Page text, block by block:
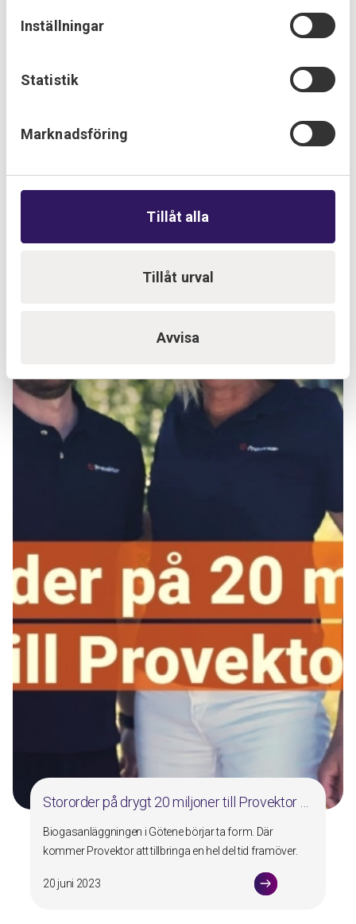
Inställningar
Statistik
Marknadsföring
Tillåt alla
Tillåt urval
Avvisa
Nu finns Provektor på plats även i Malmö. Du hittar oss
25 september 2023
Stororder på drygt 20 miljoner till Provektor …
Biogasanläggningen i Götene börjar ta form. Där
kommer Provektor att tillbringa en hel del tid framöver.
20 juni 2023